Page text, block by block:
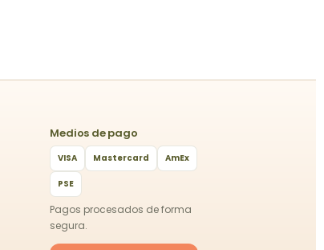
Medios de pago
VISA Mastercard AmEx
PSE
Pagos procesados de forma
segura.